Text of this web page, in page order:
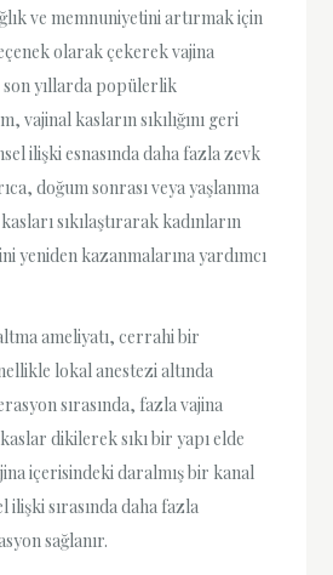
ve memnuniyetini artırmak için
olarak çekerek vajina
son yıllarda popülerlik
vajinal kasların sıkılığını geri
ilişki esnasında daha fazla zevk
doğum sonrası veya yaşlanma
sıkılaştırarak kadınların
yeniden kazanmalarına yardımcı
ameliyatı, cerrahi bir
lokal anestezi altında
sırasında, fazla vajina
dikilerek sıkı bir yapı elde
içerisindeki daralmış bir kanal
sırasında daha fazla
sağlanır.